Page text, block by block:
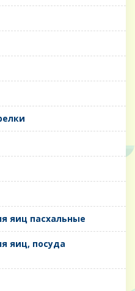
яиц пасхальные
яиц, посуда